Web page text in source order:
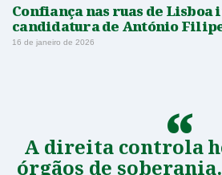
Confiança nas ruas de
candidatura de António
16 de janeiro de 2026
A direita controla
órgãos de